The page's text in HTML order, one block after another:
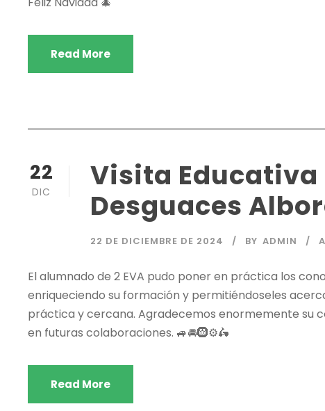
Read More
22
DIC
Visita Educativa
Desguaces
22 DE DICIEMBRE DE 2024 BY ADMIN
El alumnado de 2 EVA pudo poner en práctica los
enriqueciendo su formación y permitiéndoseles
práctica y cercana. Agradecemos enormemente su
en futuras colaboraciones. 🚙🚘🛞⚙️🛵
Read More